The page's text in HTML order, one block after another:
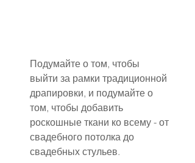
Подумайте о том, чтобы
выйти за рамки традиционной
драпировки, и подумайте о
том, чтобы добавить
роскошные ткани ко всему - от
свадебного потолка до
свадебных стульев.